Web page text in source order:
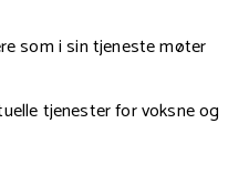
som i sin tjeneste møter
tjenester for voksne og